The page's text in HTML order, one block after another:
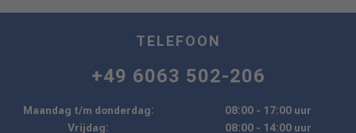
TELEFOON
+49 6063 502-206
Maandag t/m donderdag:
08:00 - 17:00 uur
Vrijdag:
08:00 - 14:00 uur